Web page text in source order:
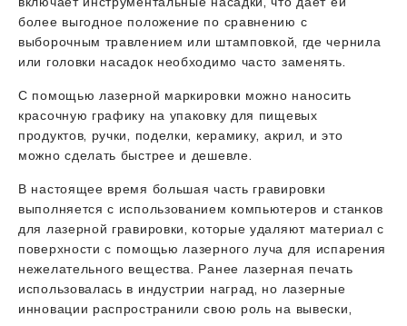
включает инструментальные насадки, что дает ей
более выгодное положение по сравнению с
выборочным травлением или штамповкой, где чернила
или головки насадок необходимо часто заменять.
С помощью лазерной маркировки можно наносить
красочную графику на упаковку для пищевых
продуктов, ручки, поделки, керамику, акрил, и это
можно сделать быстрее и дешевле.
В настоящее время большая часть гравировки
выполняется с использованием компьютеров и станков
для лазерной гравировки, которые удаляют материал с
поверхности с помощью лазерного луча для испарения
нежелательного вещества. Ранее лазерная печать
использовалась в индустрии наград, но лазерные
инновации распространили свою роль на вывески,